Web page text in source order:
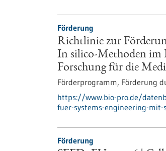
Förderung
Richtlinie zur
In silico-Methoden im
Forschung für die
Förderprogramm, Förderung
https://www.bio-pro.de/
fuer-systems-engineering-
Förderung